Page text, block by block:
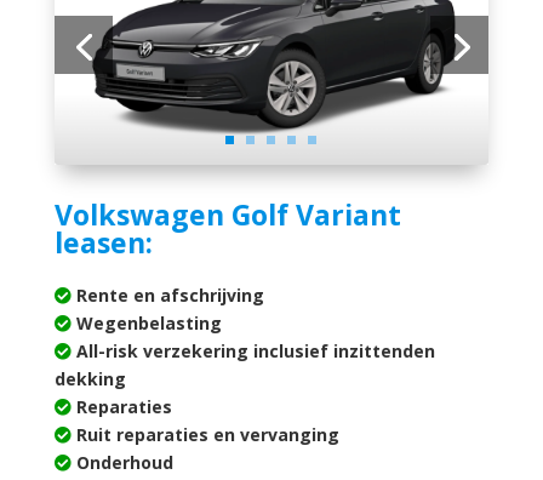
Volkswagen Golf Variant
leasen:
Rente en afschrijving
Wegenbelasting
All-risk verzekering inclusief inzittenden
dekking
Reparaties
Ruit reparaties en vervanging
Onderhoud